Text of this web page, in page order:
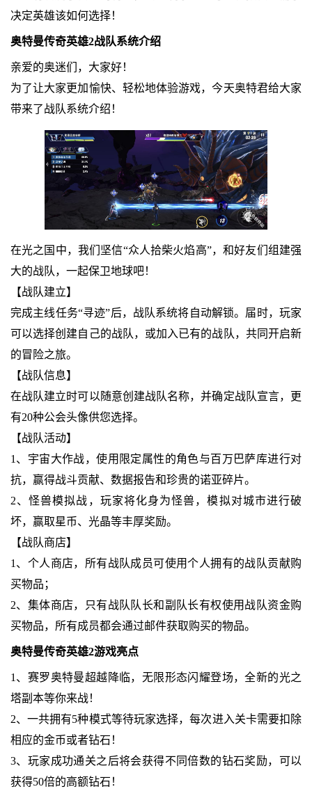
决定英雄该如何选择！
奥特曼传奇英雄2战队系统介绍
亲爱的奥迷们，大家好！
为了让大家更加愉快、轻松地体验游戏，今天奥特君给大家
带来了战队系统介绍！
在光之国中，我们坚信“众人拾柴火焰高”，和好友们组建强
大的战队，一起保卫地球吧！
【战队建立】
完成主线任务“寻迹”后，战队系统将自动解锁。届时，玩家
可以选择创建自己的战队，或加入已有的战队，共同开启新
的冒险之旅。
【战队信息】
在战队建立时可以随意创建战队名称，并确定战队宣言，更
有20种公会头像供您选择。
【战队活动】
1、宇宙大作战，使用限定属性的角色与百万巴萨库进行对
抗，赢得战斗贡献、数据报告和珍贵的诺亚碎片。
2、怪兽模拟战，玩家将化身为怪兽，模拟对城市进行破
坏，赢取星币、光晶等丰厚奖励。
【战队商店】
1、个人商店，所有战队成员可使用个人拥有的战队贡献购
买物品；
2、集体商店，只有战队队长和副队长有权使用战队资金购
买物品，所有成员都会通过邮件获取购买的物品。
奥特曼传奇英雄2游戏亮点
1、赛罗奥特曼超越降临，无限形态闪耀登场，全新的光之
塔副本等你来战！
2、一共拥有5种模式等待玩家选择，每次进入关卡需要扣除
相应的金币或者钻石！
3、玩家成功通关之后将会获得不同倍数的钻石奖励，可以
获得50倍的高额钻石！